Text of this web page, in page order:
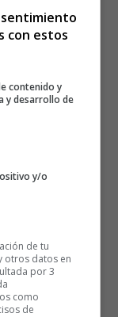
con estos
contenido y
y desarrollo de
y/o
de tu
otros datos en
por 3
como
de